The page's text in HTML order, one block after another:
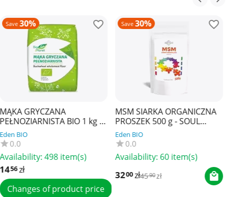
1 kg -
price
Save 30%
MSM SIARKA ORGANICZNA
PROSZEK 500 g - SOUL
Availability:60 item(s)
ASHWAGANDHA
(500 mg) 120
Availability:
42